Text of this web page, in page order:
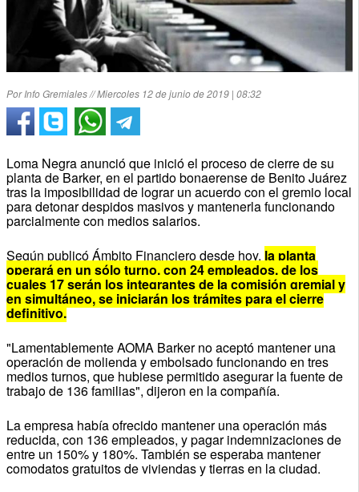
Por Info Gremiales // Miercoles 12 de junio de 2019 | 08:32
Loma Negra anunció que inició el proceso de cierre de su
planta de Barker, en el partido bonaerense de Benito Juárez
tras la imposibilidad de lograr un acuerdo con el gremio local
para detonar despidos masivos y mantenerla funcionando
parcialmente con medios salarios.
Según publicó Ámbito Financiero desde hoy, la planta
operará en un sólo turno, con 24 empleados, de los
cuales 17 serán los integrantes de la comisión gremial y
en simultáneo, se iniciarán los trámites para el cierre
definitivo.
"Lamentablemente AOMA Barker no aceptó mantener una
operación de molienda y embolsado funcionando en tres
medios turnos, que hubiese permitido asegurar la fuente de
trabajo de 136 familias", dijeron en la compañía.
La empresa había ofrecido mantener una operación más
reducida, con 136 empleados, y pagar indemnizaciones de
entre un 150% y 180%. También se esperaba mantener
comodatos gratuitos de viviendas y tierras en la ciudad.